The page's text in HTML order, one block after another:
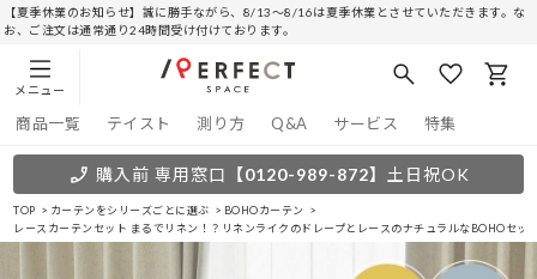
【夏季休業のお知らせ】誠に勝手ながら、8/13～8/16は夏季休業とさせていただきます。な
お、ご注文は通常通り24時間受け付けております。
メニュー
商品一覧 テイスト 測り方 Q&A サービス 特集
購入前 専用窓口 【0120-989-872】 土日祝OK
TOP カーテンをシリーズごとに選ぶ
BOHOカーテン
レースカーテンセット まるでリネン！？リネンライクのドレープとレースのナチュラルなBOHOセッ